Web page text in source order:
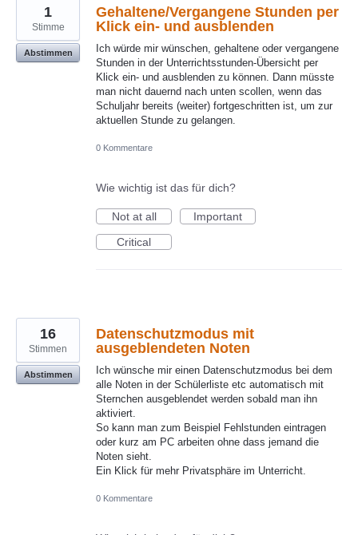
Gehaltene/Vergangene Stunden per
Klick ein- und ausblenden
Ich würde mir wünschen, gehaltene oder vergangene
Stunden in der Unterrichtsstunden-Übersicht per
Klick ein- und ausblenden zu können. Dann müsste
man nicht dauernd nach unten scollen, wenn das
Schuljahr bereits (weiter) fortgeschritten ist, um zur
aktuellen Stunde zu gelangen.
1
Stimme
Abstimmen
0 Kommentare
Wie wichtig ist das für dich?
Not at all
Important
Critical
Datenschutzmodus mit
ausgeblendeten Noten
Ich wünsche mir einen Datenschutzmodus bei dem
alle Noten in der Schülerliste etc automatisch mit
Sternchen ausgeblendet werden sobald man ihn
aktiviert.
So kann man zum Beispiel Fehlstunden eintragen
oder kurz am PC arbeiten ohne dass jemand die
Noten sieht.
Ein Klick für mehr Privatsphäre im Unterricht.
16
Stimmen
Abstimmen
0 Kommentare